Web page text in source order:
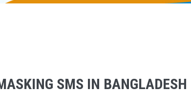
SMS IN BANGLADESH